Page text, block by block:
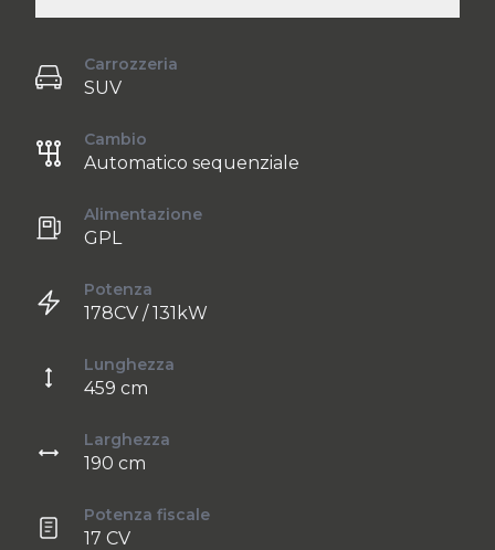
Carrozzeria
SUV
Cambio
Automatico sequenziale
Alimentazione
GPL
Potenza
178CV / 131kW
Lunghezza
459 cm
Larghezza
190 cm
Potenza fiscale
17 CV